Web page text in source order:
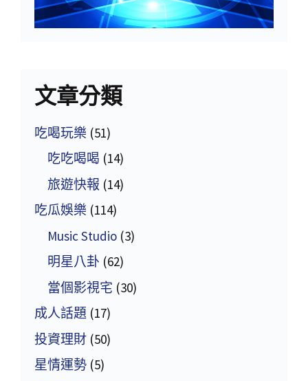
文章分類
吃喝玩樂 (51)
吃吃喝喝 (14)
旅遊快報 (14)
吃瓜娛樂 (114)
Music Studio (3)
明星八卦 (62)
當個影視宅 (30)
成人話題 (17)
投資理財 (50)
星情運勢 (5)